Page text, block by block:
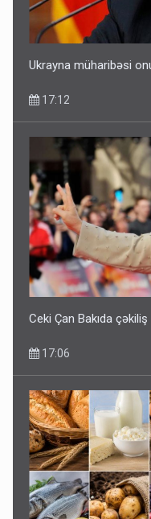
Ukrayna müharibəsi
17:12
Ceki Çan Bakıda
17:06